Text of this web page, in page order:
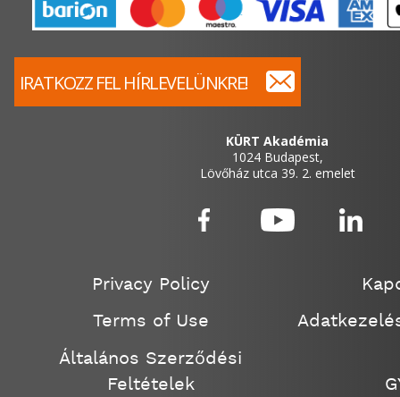
KÜRT Akadémia
1024 Budapest,
Lövőház utca 39. 2. emelet
IRATKOZZ FEL HÍRLEVELÜNKRE!
Privacy Policy
Terms of Use
Általános Szerződési
Feltételek